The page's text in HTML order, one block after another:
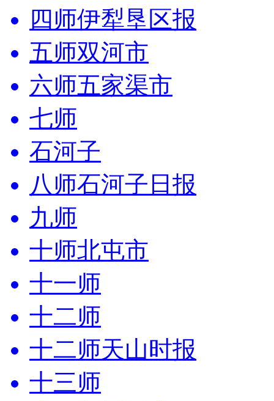
四师伊犁垦区报
五师双河市
六师五家渠市
七师
石河子
八师石河子日报
九师
十师北屯市
十一师
十二师
十二师天山时报
十三师